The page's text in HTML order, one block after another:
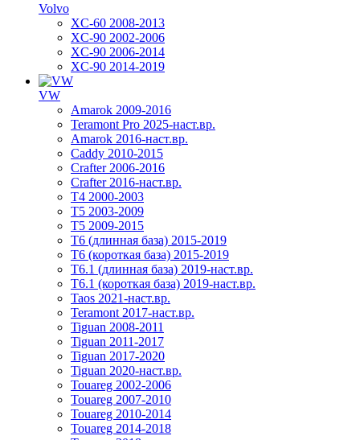
Volvo
XC-60 2008-2013
XC-90 2002-2006
XC-90 2006-2014
XC-90 2014-2019
VW
Amarok 2009-2016
Teramont Pro 2025-наст.вр.
Amarok 2016-наст.вр.
Caddy 2010-2015
Crafter 2006-2016
Crafter 2016-наст.вр.
T4 2000-2003
T5 2003-2009
T5 2009-2015
T6 (длинная база) 2015-2019
Т6 (короткая база) 2015-2019
T6.1 (длинная база) 2019-наст.вр.
T6.1 (короткая база) 2019-наст.вр.
Taos 2021-наст.вр.
Teramont 2017-наст.вр.
Tiguan 2008-2011
Tiguan 2011-2017
Tiguan 2017-2020
Tiguan 2020-наст.вр.
Touareg 2002-2006
Touareg 2007-2010
Touareg 2010-2014
Touareg 2014-2018